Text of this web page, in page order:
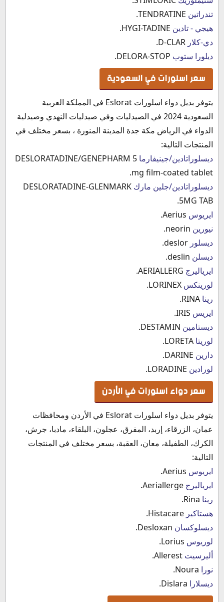
‫تندراتين
هيجي - تادين
دي-كلار
ديلورا ستوب
سعر اسلورات في السعودية
يتوفر بديل دواء اسلورات Eslorat في المملكة العربية
السعودية 2024 في الصيدليات وفي صيدليات النهدي وصيدلية
الدواء في الرياض مكة جدة المدينة المنورة ، بسعر مختلف في
المنتجات التالية:
ديسلوراتادين/جينيفارما DESLORATADINE/GENEPHARM 5
mg film-coated tablet.
ديسلوراتادين/جلين مارك DESLORATADINE-GLENMARK
5MG TAB.
ايريوس
نيورين
ديسلور
ديسلن
ايرياليرج
لورينكس
رينا
ايريس
ديستامين
لوريتا
دارين
لورادين
سعر دواء اسلورات في الأردن
يتوفر بديل دواء اسلورات Eslorat في الأردن ومحافظات
عمان، الزرقاء، إربد، المفرق، عجلون، البلقاء، مادبا، جرش،
الكرك، الطفيلة، معان، العقبة، بسعر مختلف في المنتجات
التالية:
ايريوس
ايرياليرج
رينا
هستاكير
ديسلوكسان
لوريوس
أليرسيت
نورا
ديسلارا